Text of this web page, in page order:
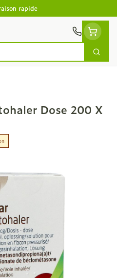
rapide
Dose 200 X